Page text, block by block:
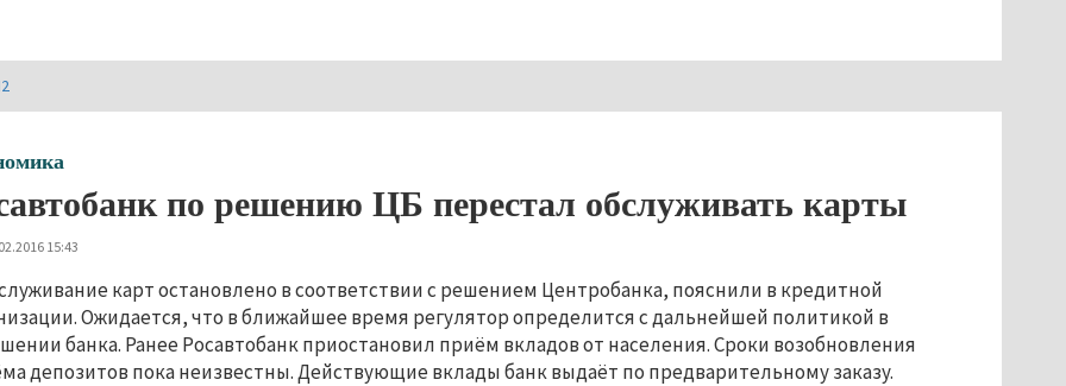
по решению ЦБ перестал обслуживать карты
15:43
карт остановлено в соответствии с решением Центробанка, пояснили в кредитной
Ожидается, что в ближайшее время регулятор определится с дальнейшей политикой в
банка. Ранее Росавтобанк приостановил приём вкладов от населения. Сроки возобновления
депозитов пока неизвестны. Действующие вклады банк выдаёт по предварительному заказу.